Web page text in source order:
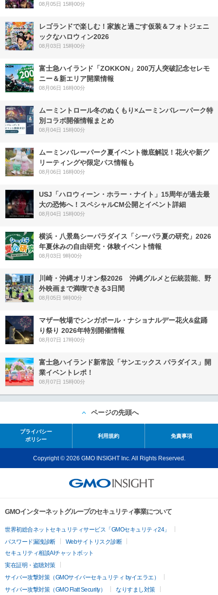
08月05日 15時00分
レゴランドで楽しむ！家族と過ごす仮装＆フォトジェニ
ックなハロウィン2026
08月03日 15時00分
富士急ハイランド「ZOKKON」200万人突破記念セレモ
ニー＆新エリア開業情報
08月06日 16時00分
ムーミントロール冬のぬくもり×ムーミンバレーパーク特
別コラボ開催情報まとめ
08月04日 15時00分
ムーミンバレーパーク夏イベント徹底解説！花火や新グ
リーティングや限定パス情報も
08月06日 16時00分
USJ「ハロウィーン・ホラー・ナイト」15周年が過去最
大の恐怖へ！スペシャルCM公開とイベント詳細
08月04日 15時00分
横浜・八景島シーパラダイス「シーパラ夏の研究」2026
年夏休みの自由研究・体験イベント情報
08月03日 9時00分
川崎・沖縄オリオン祭2026 沖縄グルメと伝統芸能、野
外映画まで満喫できる3日間
08月05日 9時00分
マザー牧場でシンガポール・ナショナルデー花火&盆踊
り祭り 2026年特別開催情報
08月07日 17時00分
富士急ハイランド新常設「サンエックス パラダイス」開
業イベントレポ！
08月07日 15時00分
ページの先頭へ
プライバシー
ポリシー
利用規約 免責事項
Copyright © 2026 GMO INSIGHT Inc. All Rights Reserved.
GMOインターネットグループのセキュリティ事業について
世界初総合ネットセキュリティサービス「GMOセキュリティ24」
パスワード漏洩診断
Webサイトリスク診断
セキュリティ相談AIチャットボット
実在証明・盗聴対策
サイバー攻撃対策（GMOサイバーセキュリティ byイエラエ）
サイバー攻撃対策（GMO Flatt Security）
なりすまし対策